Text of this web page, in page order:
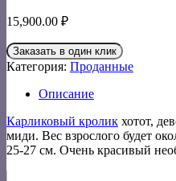
15,900.00 ₽
Заказать в один клик
Категория: Проданные
Описание
Карликовый кролик хотот,
миди. Вес взрослого будет
25-27 см. Очень красивый